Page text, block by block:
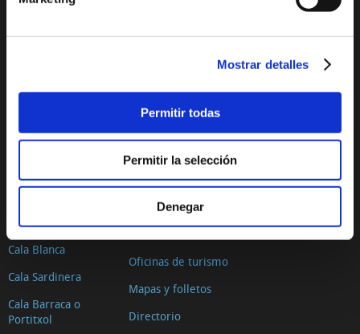
Mostrar detalles
Permitir todas
Permitir la selección
Denegar
Segon Muntanyar
Cala Blanca
Cala Sardinera
Cala Barraca o
Portitxol
El tiempo
Cómo llegar
Dónde comer
Oficinas de turismo
Mapas y folletos
Directorio